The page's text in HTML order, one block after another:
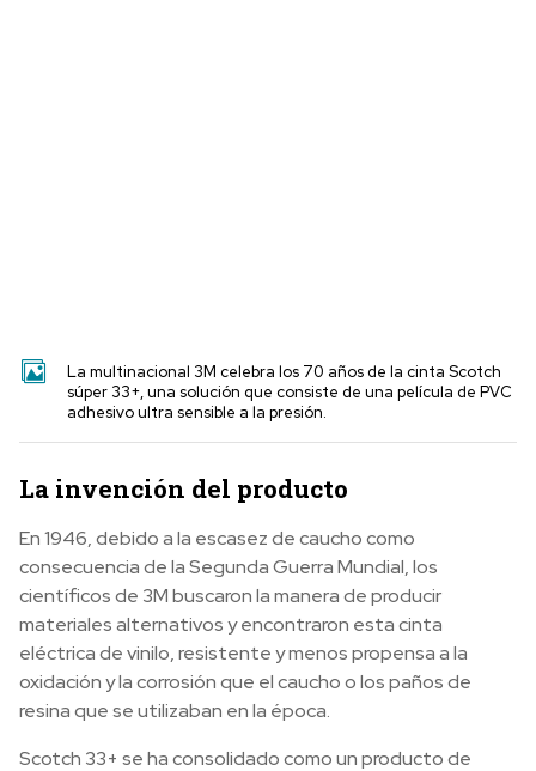
La multinacional 3M celebra los 70 años de la cinta Scotch
súper 33+, una solución que consiste de una película de PVC
adhesivo ultra sensible a la presión.
La invención del producto
En 1946, debido a la escasez de caucho como
consecuencia de la Segunda Guerra Mundial, los
científicos de 3M buscaron la manera de producir
materiales alternativos y encontraron esta cinta
eléctrica de vinilo, resistente y menos propensa a la
oxidación y la corrosión que el caucho o los paños de
resina que se utilizaban en la época.
Scotch 33+ se ha consolidado como un producto de